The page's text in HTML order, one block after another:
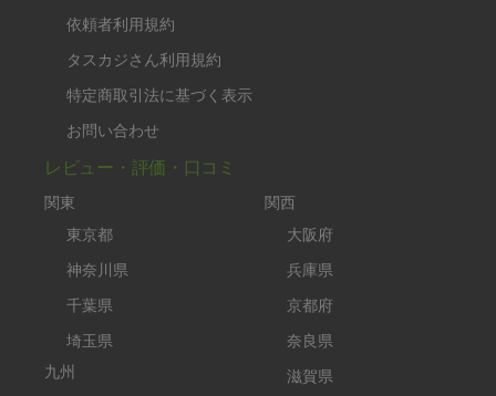
依頼者利用規約
タスカジさん利用規約
特定商取引法に基づく表示
お問い合わせ
レビュー・評価・口コミ
関東
東京都
神奈川県
千葉県
埼玉県
九州
関西
大阪府
兵庫県
京都府
奈良県
滋賀県